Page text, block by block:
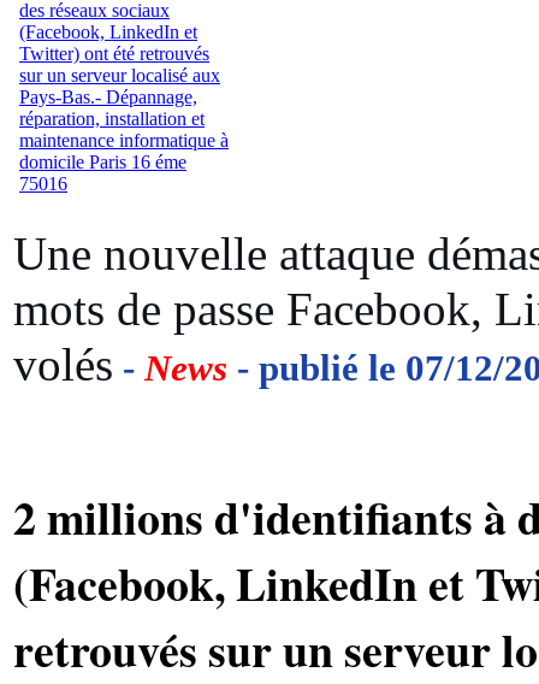
Une nouvelle attaque
mots de passe Facebook,
volés - News - publié le 07/12/
2 millions d'identifiants à
(Facebook, LinkedIn et
retrouvés sur un serveur